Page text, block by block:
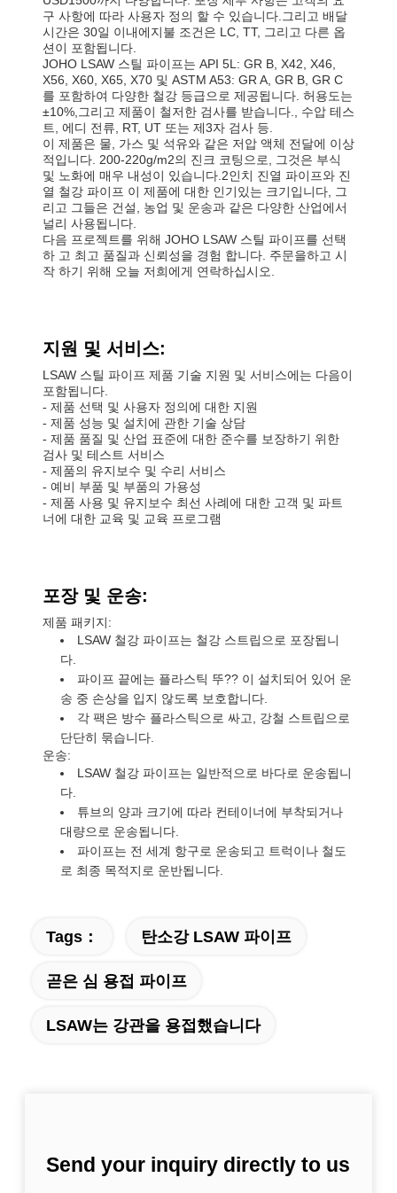
구 사항에 따라 사용자 정의 할 수 있습니다.그리고 배달
시간은 30일 이내에지불 조건은 LC, TT, 그리고 다른 옵
션이 포함됩니다.
JOHO LSAW 스틸 파이프는 API 5L: GR B, X42, X46,
X56, X60, X65, X70 및 ASTM A53: GR A, GR B, GR C
를 포함하여 다양한 철강 등급으로 제공됩니다. 허용도는
±10%,그리고 제품이 철저한 검사를 받습니다., 수압 테스
트, 에디 전류, RT, UT 또는 제3자 검사 등.
이 제품은 물, 가스 및 석유와 같은 저압 액체 전달에 이상
적입니다. 200-220g/m2의 진크 코팅으로, 그것은 부식
및 노화에 매우 내성이 있습니다.2인치 진열 파이프와 진
열 철강 파이프 이 제품에 대한 인기있는 크기입니다, 그
리고 그들은 건설, 농업 및 운송과 같은 다양한 산업에서
널리 사용됩니다.
다음 프로젝트를 위해 JOHO LSAW 스틸 파이프를 선택
하 고 최고 품질과 신뢰성을 경험 합니다. 주문을하고 시
작 하기 위해 오늘 저희에게 연락하십시오.
지원 및 서비스:
LSAW 스틸 파이프 제품 기술 지원 및 서비스에는 다음이
포함됩니다.
- 제품 선택 및 사용자 정의에 대한 지원
- 제품 성능 및 설치에 관한 기술 상담
- 제품 품질 및 산업 표준에 대한 준수를 보장하기 위한
검사 및 테스트 서비스
- 제품의 유지보수 및 수리 서비스
- 예비 부품 및 부품의 가용성
- 제품 사용 및 유지보수 최선 사례에 대한 고객 및 파트
너에 대한 교육 및 교육 프로그램
포장 및 운송:
제품 패키지:
LSAW 철강 파이프는 철강 스트립으로 포장됩니
다.
파이프 끝에는 플라스틱 뚜?? 이 설치되어 있어 운
송 중 손상을 입지 않도록 보호합니다.
각 팩은 방수 플라스틱으로 싸고, 강철 스트립으로
단단히 묶습니다.
운송:
LSAW 철강 파이프는 일반적으로 바다로 운송됩니
다.
튜브의 양과 크기에 따라 컨테이너에 부착되거나
대량으로 운송됩니다.
파이프는 전 세계 항구로 운송되고 트럭이나 철도
로 최종 목적지로 운반됩니다.
Tags： 탄소강 LSAW 파이프
곧은 심 용접 파이프
LSAW는 강관을 용접했습니다
Send your inquiry directly to us